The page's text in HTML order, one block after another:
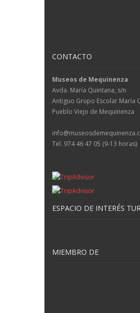
CONTACTO
Museos de Mequinenza
Avda. María Quintana, s/n
Antiguo Grupo Escolar María
Pueblo Viejo de Mequinenza
Tel. 974 46 47 05 (9-13 horas)
ESPACIO DE INTERÉS
MIEMBRO DE